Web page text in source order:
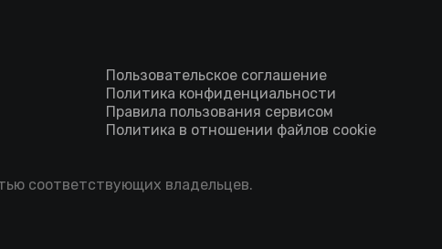
Пользовательское соглашение
Политика конфиденциальности
Правила пользования сервисом
Политика в отношении файлов cookie
соответствующих владельцев.